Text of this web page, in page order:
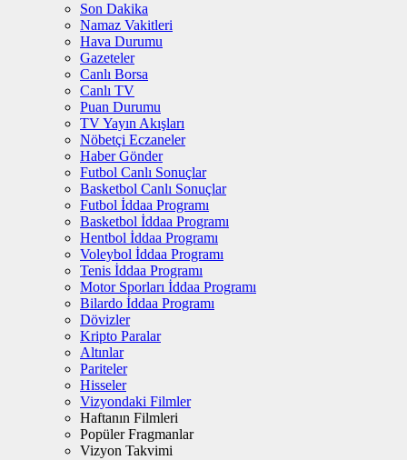
Son Dakika
Namaz Vakitleri
Hava Durumu
Gazeteler
Canlı Borsa
Canlı TV
Puan Durumu
TV Yayın Akışları
Nöbetçi Eczaneler
Haber Gönder
Futbol Canlı Sonuçlar
Basketbol Canlı Sonuçlar
Futbol İddaa Programı
Basketbol İddaa Programı
Hentbol İddaa Programı
Voleybol İddaa Programı
Tenis İddaa Programı
Motor Sporları İddaa Programı
Bilardo İddaa Programı
Dövizler
Kripto Paralar
Altınlar
Pariteler
Hisseler
Vizyondaki Filmler
Haftanın Filmleri
Popüler Fragmanlar
Vizyon Takvimi